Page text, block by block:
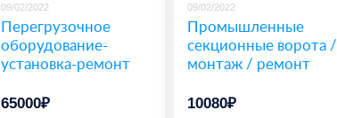
09/02/2022
Перегрузочное
оборудование-
установка-ремонт
65000₽
09/02/2022
Промышленные
секционные ворота /
монтаж / ремонт
10080₽